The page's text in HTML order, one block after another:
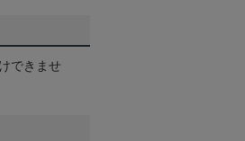
できませ